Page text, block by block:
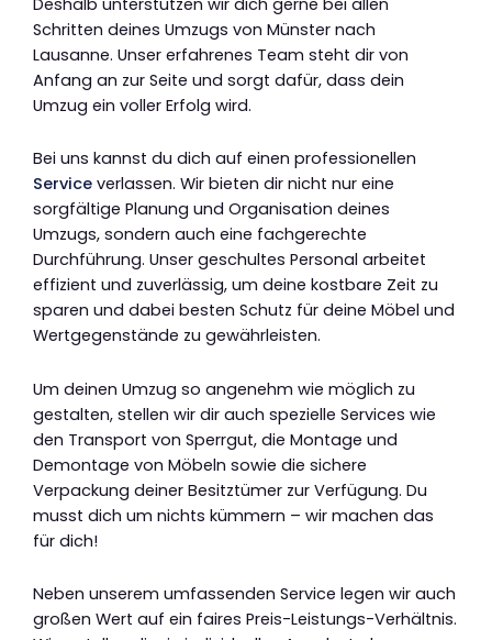
Schritten deines Umzugs von Münster nach
Lausanne. Unser erfahrenes Team steht dir von
Anfang an zur Seite und sorgt dafür, dass dein
Umzug ein voller Erfolg wird.
Bei uns kannst du dich auf einen professionellen
Service verlassen. Wir bieten dir nicht nur eine
sorgfältige Planung und Organisation deines
Umzugs, sondern auch eine fachgerechte
Durchführung. Unser geschultes Personal arbeitet
effizient und zuverlässig, um deine kostbare Zeit zu
sparen und dabei besten Schutz für deine Möbel und
Wertgegenstände zu gewährleisten.
Um deinen Umzug so angenehm wie möglich zu
gestalten, stellen wir dir auch spezielle Services wie
den Transport von Sperrgut, die Montage und
Demontage von Möbeln sowie die sichere
Verpackung deiner Besitztümer zur Verfügung. Du
musst dich um nichts kümmern – wir machen das
für dich!
Neben unserem umfassenden Service legen wir auch
großen Wert auf ein faires Preis-Leistungs-Verhältnis.